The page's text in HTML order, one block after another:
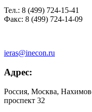
Тел.: 8 (499) 724-15-41
Факс: 8 (499) 724-14-09
ieras@inecon.ru
Адрес:
Россия, Москва,
проспект 32